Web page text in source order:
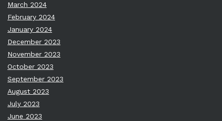
March 2024
February 2024
January 2024
December 2023
November 2023
October 2023
September 2023
August 2023
July 2023
June 2023